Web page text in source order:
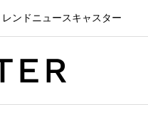
ンドニュースキャスター